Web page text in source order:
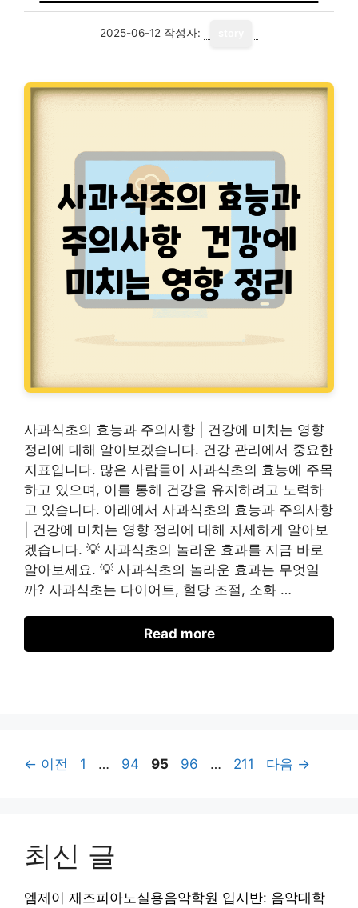
2025-06-12 작성자:
사과식초의 효능과 주의사항 | 건강에 미치는 영향
정리에 대해 알아보겠습니다. 건강 관리에서 중요한
지표입니다. 많은 사람들이 사과식초의 효능에 주목
하고 있으며, 이를 통해 건강을 유지하려고 노력하
고 있습니다. 아래에서 사과식초의 효능과 주의사항
| 건강에 미치는 영향 정리에 대해 자세하게 알아보
겠습니다. 💡 사과식초의 놀라운 효과를 지금 바로
알아보세요. 💡 사과식초의 놀라운 효과는 무엇일
까? 사과식초는 다이어트, 혈당 조절, 소화 …
Read more
← 이전
페
1 …
페
94
페
95
페
96 …
페
211 다음 →
최신 글
엠제이 재즈피아노실용음악학원 입시반: 음악대학